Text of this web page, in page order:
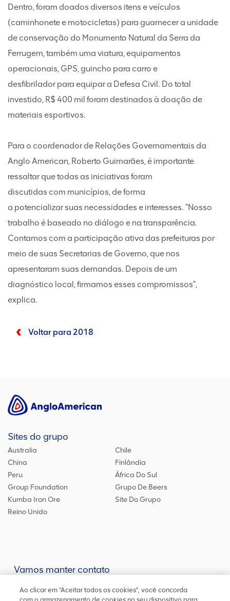
Dentro, foram doados diversos itens e veículos
(caminhonete e motocicletas) para guarnecer a unidade
de conservação do Monumento Natural da Serra da
Ferrugem, também uma viatura, equipamentos
operacionais, GPS, guincho para carro e
desfibrilador para equipar a Defesa Civil. Do total
investido, R$ 400 mil foram destinados à doação de
materiais esportivos.
Para o coordenador de Relações Governamentais da
Anglo American, Roberto Guimarães, é importante
ressaltar que todas as iniciativas foram
discutidas com municípios, de forma
a potencializar suas necessidades e interesses. "Nosso
trabalho é baseado no diálogo e na transparência.
Contamos com a participação ativa das prefeituras por
meio de suas Secretarias de Governo, que nos
apresentaram suas demandas. Depois de um
diagnóstico local, firmamos esses compromissos",
explica.
Voltar para 2018
Sites do grupo
Australia
Chile
China
Finlândia
Peru
África Do Sul
Group Foundation
Grupo De Beers
Kumba Iron Ore
Site Do Grupo
Reino Unido
Vamos manter contato
contatoconoscopara outras informações
Ao clicar em “Aceitar todos os cookies”, você concorda